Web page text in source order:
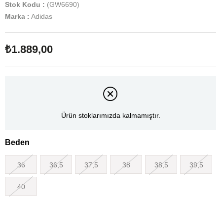
Stok Kodu
(GW6690)
Marka : Adidas
₺1.889,00
Ürün stoklarımızda kalmamıştır.
Beden
36 36,5 37,5 38 38,5 39,5
40